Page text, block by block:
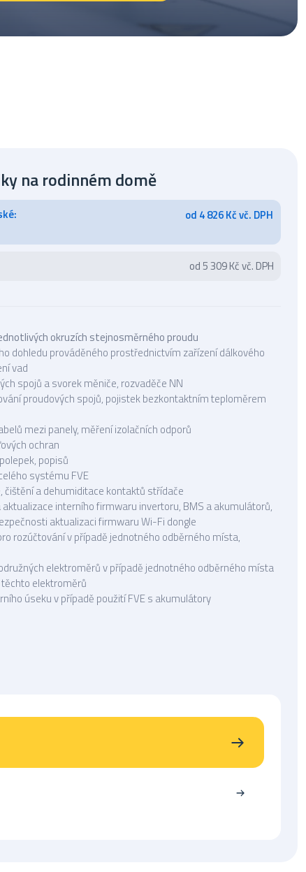
na rodinném domě
od 4 826 Kč vč. DPH
od 5 309 Kč vč. DPH
okruzích stejnosměrného proudu
dohledu prováděného prostřednictvím zařízení dálkového
vad
spojů a svorek měniče, rozvaděče NN
proudových spojů, pojistek bezkontaktním teploměrem
mezi panely, měření izolačních odporů
ochran
popisů
systému FVE
a dehumiditace kontaktů střídače
interního firmwaru invertoru, BMS a akumulátorů,
aktualizaci firmwaru Wi-Fi dongle
rozúčtování v případě jednotného odběrného místa,
elektroměrů v případě jednotného odběrného místa
těchto elektroměrů
úseku v případě použití FVE s akumulátory